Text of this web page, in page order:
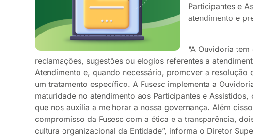
Participantes e
atendimento e
“A Ouvidoria
reclamações, sugestões ou elogios referentes a
Atendimento e, quando necessário, promover a resolução
um tratamento específico. A Fusesc implementa a
maturidade no atendimento aos Participantes e
que nos auxilia a melhorar a nossa governança. Além
compromisso da Fusesc com a ética e a transparência,
cultura organizacional da Entidade”, informa o Diretor